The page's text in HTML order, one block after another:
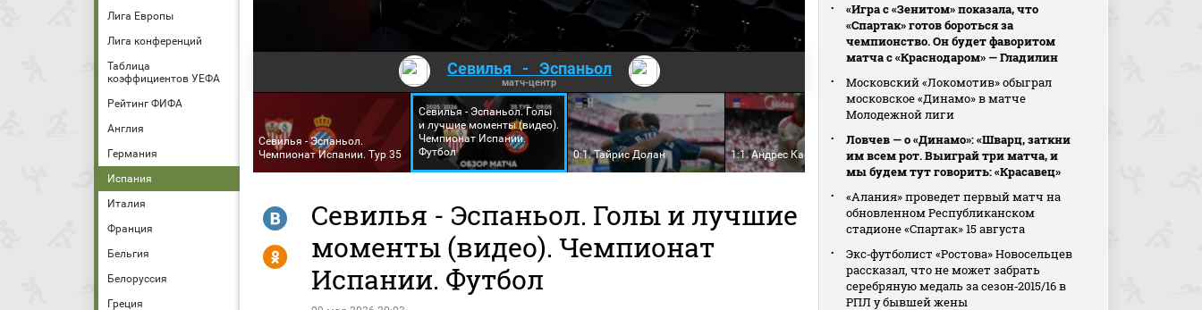
Лига Европы
Лига конференций
Таблица
коэффициентов УЕФА
Рейтинг ФИФА
Англия
Германия
Испания
Италия
Франция
Бельгия
Белоруссия
Греция
Севилья - Эспаньол
матч-центр
Севилья - Эспаньол.
Чемпионат Испании. Тур 35
Севилья - Эспаньол. Голы
и лучшие моменты (видео).
Чемпионат Испании.
Футбол
0:1. Тайрис Долан 1:1. Андрес Кастрин 2:1. Акор Адамс
Севилья - Эспаньол. Голы и лучшие
моменты (видео). Чемпионат
Испании. Футбол
R
Y
«Игра с «Зенитом» показала, что
«Спартак» готов бороться за
чемпионство. Он будет фаворитом
матча с «Краснодаром» — Гладилин
Московский «Локомотив» обыграл
московское «Динамо» в матче
Молодежной лиги
Ловчев — о «Динамо»: «Шварц, заткни
им всем рот. Выиграй три матча, и
мы будем тут говорить: «Красавец»
«Алания» проведет первый матч на
обновленном Республиканском
стадионе «Спартак» 15 августа
Экс‑футболист «Ростова» Новосельцев
рассказал, что не может забрать
серебряную медаль за сезон‑2015/16 в
РПЛ у бывшей жены